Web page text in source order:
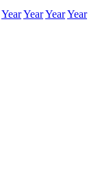
YearYearYearYear